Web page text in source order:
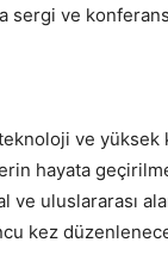
sergi ve
ve yüksek
hayata
ve uluslararası
kez